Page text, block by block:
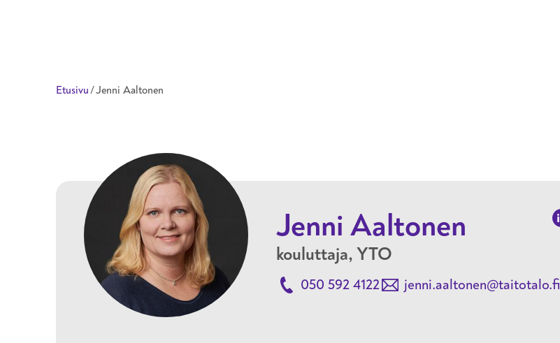
Etusivu/Jenni Aaltonen
Jenni Aaltonen
kouluttaja, YTO
050 592 4122 jenni.aaltonen@taitotalo.fi